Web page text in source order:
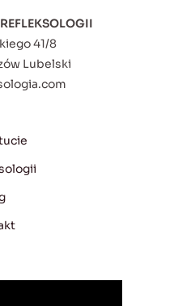
41/8
Lubelski